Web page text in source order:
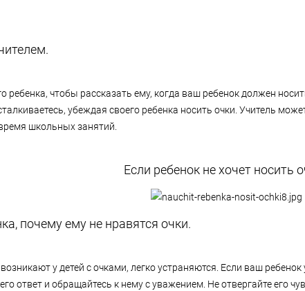
ребенка, чтобы рассказать ему, когда ваш ребенок должен
убеждая своего ребенка носить очки. Учитель
школьных занятий.
Если ребенок не хочет носить
почему ему не нравятся очки.
у детей с очками, легко устраняются. Если ваш
ответ и обращайтесь к нему с уважением. Не отвергайте его